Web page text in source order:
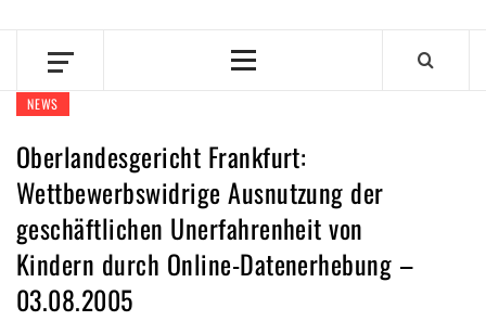
Primary
NEWS
Oberlandesgericht Frankfurt:
Wettbewerbswidrige Ausnutzung der
geschäftlichen Unerfahrenheit von
Kindern durch Online-Datenerhebung –
03.08.2005